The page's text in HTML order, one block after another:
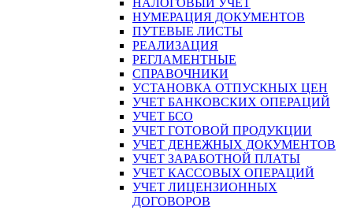
НАЛОГОВЫЙ УЧЕТ
НУМЕРАЦИЯ ДОКУМЕНТОВ
ПУТЕВЫЕ ЛИСТЫ
РЕАЛИЗАЦИЯ
РЕГЛАМЕНТНЫЕ
СПРАВОЧНИКИ
УСТАНОВКА ОТПУСКНЫХ ЦЕН
УЧЕТ БАНКОВСКИХ ОПЕРАЦИЙ
УЧЕТ БСО
УЧЕТ ГОТОВОЙ ПРОДУКЦИИ
УЧЕТ ДЕНЕЖНЫХ ДОКУМЕНТОВ
УЧЕТ ЗАРАБОТНОЙ ПЛАТЫ
УЧЕТ КАССОВЫХ ОПЕРАЦИЙ
УЧЕТ ЛИЦЕНЗИОННЫХ
ДОГОВОРОВ